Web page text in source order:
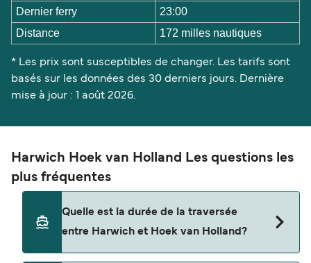
Dernier ferry
23:00
Distance
172 milles nautiques
* Les prix sont susceptibles de changer. Les tarifs sont
basés sur les données des 30 derniers jours. Dernière
mise à jour : 1 août 2026.
Harwich Hoek van Holland Les questions les
plus fréquentes
Quelle est la durée de la traversée
entre Harwich et Hoek van Holland?